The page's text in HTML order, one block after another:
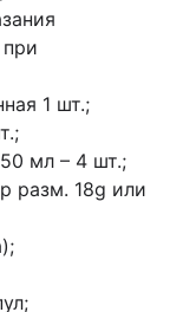
1 шт.;
мл – 4 шт.;
разм. 18g или